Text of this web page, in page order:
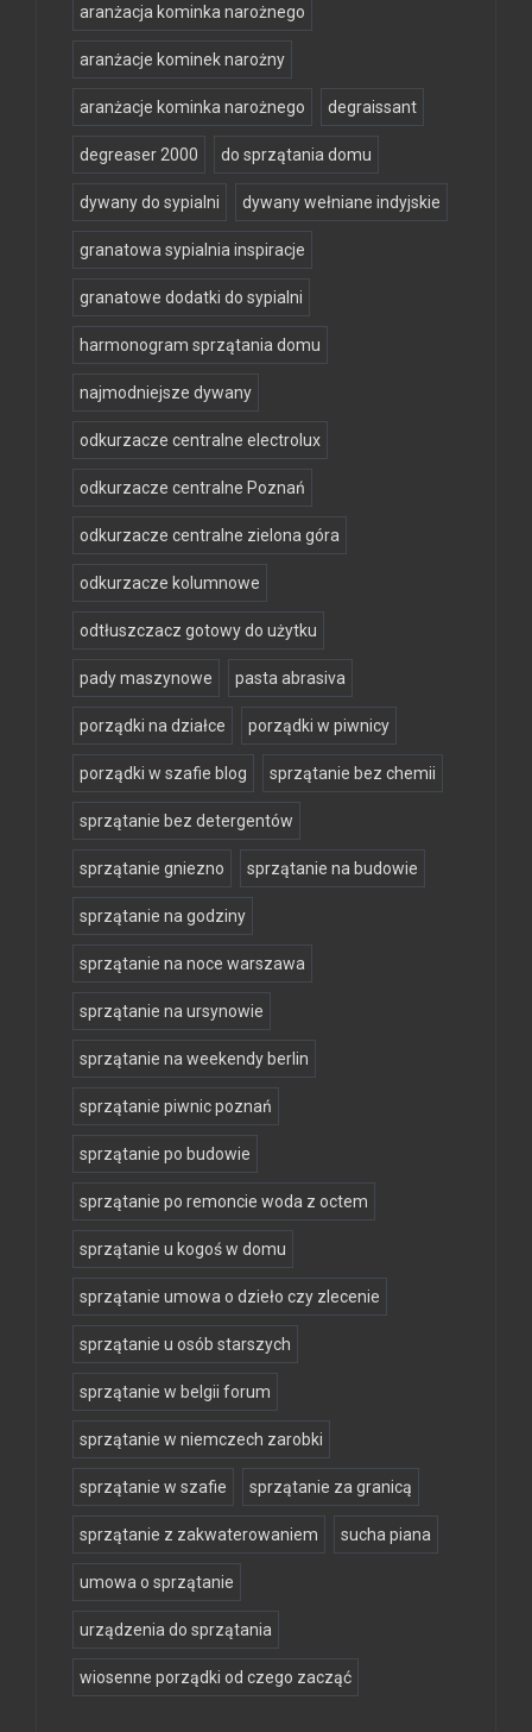
aranżacja kominka narożnego
aranżacje kominek narożny
aranżacje kominka narożnego degraissant
degreaser 2000 do sprzątania domu
dywany do sypialni dywany wełniane indyjskie
granatowa sypialnia inspiracje
granatowe dodatki do sypialni
harmonogram sprzątania domu
najmodniejsze dywany
odkurzacze centralne electrolux
odkurzacze centralne Poznań
odkurzacze centralne zielona góra
odkurzacze kolumnowe
odtłuszczacz gotowy do użytku
pady maszynowe pasta abrasiva
porządki na działce porządki w piwnicy
porządki w szafie blog sprzątanie bez chemii
sprzątanie bez detergentów
sprzątanie gniezno sprzątanie na budowie
sprzątanie na godziny
sprzątanie na noce warszawa
sprzątanie na ursynowie
sprzątanie na weekendy berlin
sprzątanie piwnic poznań
sprzątanie po budowie
sprzątanie po remoncie woda z octem
sprzątanie u kogoś w domu
sprzątanie umowa o dzieło czy zlecenie
sprzątanie u osób starszych
sprzątanie w belgii forum
sprzątanie w niemczech zarobki
sprzątanie w szafie sprzątanie za granicą
sprzątanie z zakwaterowaniem sucha piana
umowa o sprzątanie
urządzenia do sprzątania
wiosenne porządki od czego zacząć